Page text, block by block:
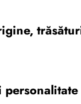
personalitate